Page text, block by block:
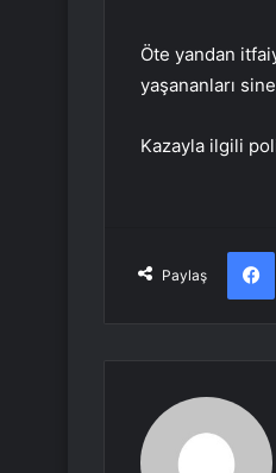
Öte yandan
yaşananları
Kazayla ilgili
Paylaş